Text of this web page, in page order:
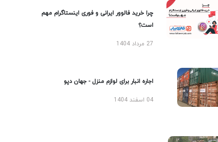
چرا خرید فالوور ایرانی و فوری اینستاگرام مهم
است؟
27 مرداد 1404
اجاره انبار برای لوازم منزل - جهان دپو
04 اسفند 1404